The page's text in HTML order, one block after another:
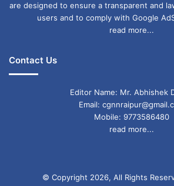
are designed to ensure a transparent and
users and to comply with Google
read more...
Contact Us
Editor Name: Mr. Abhishek
Email:
Mobile: 9773586480
read more...
© Copyright 2026, All Rights